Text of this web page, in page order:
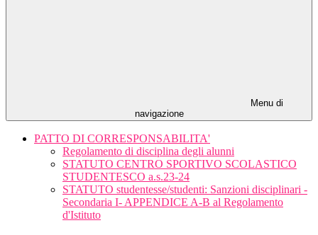
Menu di
navigazione
PATTO DI CORRESPONSABILITA'
Regolamento di disciplina degli alunni
STATUTO CENTRO SPORTIVO SCOLASTICO
STUDENTESCO a.s.23-24
STATUTO studentesse/studenti: Sanzioni disciplinari -
Secondaria I- APPENDICE A-B al Regolamento
d'Istituto